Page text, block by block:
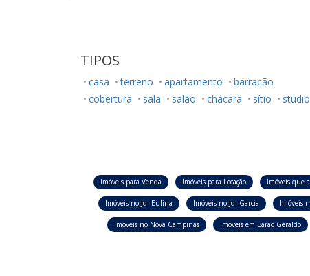
TIPOS
casa terreno apartamento
barracão
cobertura
sala salão chácara sítio studio
Imóveis para Venda Imóveis para Locação Imóveis que
Imóveis no Jd. Eulina Imóveis no Jd. Garcia Imóveis
Imóveis no Nova Campinas Imóveis em Barão Geraldo